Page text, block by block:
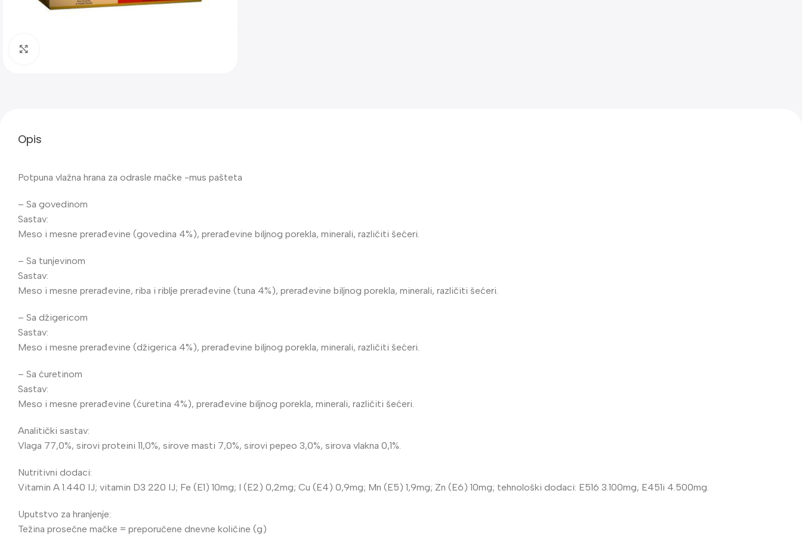
Opis
Potpuna vlažna hrana za odrasle mačke -mus pašteta
– Sa govedinom
Sastav:
Meso i mesne prerađevine (govedina 4%), prerađevine biljnog porekla, minerali, različiti šećeri.
– Sa tunjevinom
Sastav:
Meso i mesne prerađevine, riba i riblje prerađevine (tuna 4%), prerađevine biljnog porekla, minerali, različiti šećeri.
– Sa džigericom
Sastav:
Meso i mesne prerađevine (džigerica 4%), prerađevine biljnog porekla, minerali, različiti šećeri.
– Sa ćuretinom
Sastav:
Meso i mesne prerađevine (ćuretina 4%), prerađevine biljnog porekla, minerali, različiti šećeri.
Analitički sastav:
Vlaga 77,0%, sirovi proteini 11,0%, sirove masti 7,0%, sirovi pepeo 3,0%, sirova vlakna 0,1%.
Nutritivni dodaci:
Vitamin A 1.440 IJ; vitamin D3 220 IJ; Fe (E1) 10mg; I (E2) 0,2mg; Cu (E4) 0,9mg; Mn (E5) 1,9mg; Zn (E6) 10mg; tehnološki dodaci: E516 3.100mg, E451i 4.500mg.
Uputstvo za hranjenje:
Težina prosečne mačke = preporučene dnevne količine (g)